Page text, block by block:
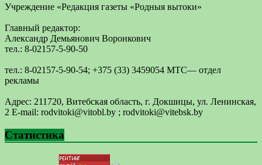
Учреждение «Редакция газеты «Родныя вытоки»
Главный редактор:
Александр Демьянович Воронкович
тел.: 8-02157-5-90-50
тел.: 8-02157-5-90-54; +375 (33) 3459054 МТС— отдел
рекламы
Адрес: 211720, Витебская область, г. Докшицы, ул. Ленинская,
2 E-mail: ​rodvitoki@​​vitobl​.by ; rodvitoki@vitebsk.by
Статистика